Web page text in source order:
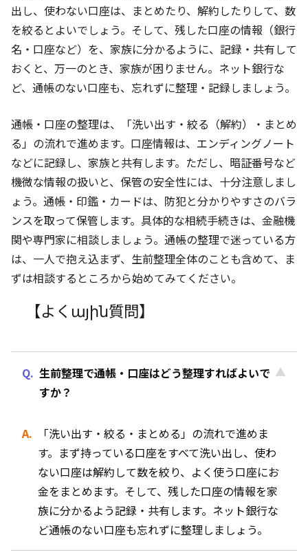
出し、使わない口座は、まとめたり、解約したりして、数
を絞るとよいでしょう。そして、残した口座の情報（銀行
名・口座など）を、家族に分かるように、記録・共有して
おくと、万一のとき、家族が困りません。ネット銀行な
ど、通帳のない口座も、忘れずに整理・記録しましょう。
通帳・口座の整理は、「洗い出す・絞る（解約）・まとめ
る」の流れで進めます。口座情報は、エンディングノート
などに記録し、家族と共有します。ただし、暗証番号など
機微な情報の扱いと、保管の安全性には、十分注意しまし
ょう。通帳・印鑑・カードは、防犯と分かりやすさのバラ
ンスを取って保管します。具体的な相続手続きは、金融機
関や専門家に相談しましょう。通帳の整理で迷っている方
は、一人で抱え込まず、生前整理全体のことも含めて、ま
ずは相談するところから始めてみてください。
【よくային質問】
生前整理で通帳・口座はどう整理すればよいで
すか？
「洗い出す・絞る・まとめる」の流れで進めま
す。まず持っている口座をすべて洗い出し、使わ
ない口座は解約して数を絞り、よく使う口座にお
金をまとめます。そして、残した口座の情報を家
族に分かるよう記録・共有します。ネット銀行な
ど通帳のない口座も忘れずに整理しましょう。